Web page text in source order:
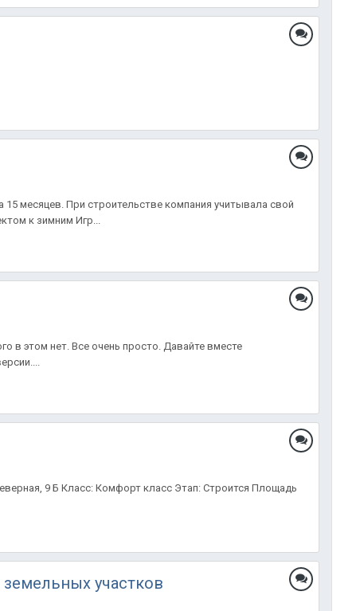
месяцев. При строительстве компания учитывала свой
к зимним Игр...
в этом нет. Все очень просто. Давайте вместе
9 Б Класс: Комфорт класс Этап: Строится Площадь
участков